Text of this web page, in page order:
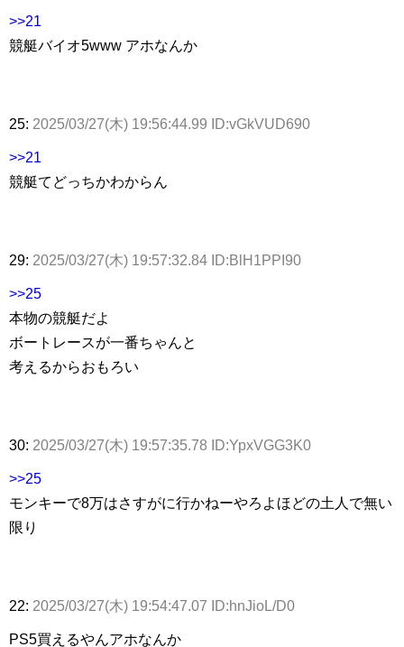
>>21
競艇バイオ5www アホなんか
25: 2025/03/27(木) 19:56:44.99 ID:vGkVUD690
>>21
競艇てどっちかわからん
29: 2025/03/27(木) 19:57:32.84 ID:BlH1PPI90
>>25
本物の競艇だよ
ボートレースが一番ちゃんと
考えるからおもろい
30: 2025/03/27(木) 19:57:35.78 ID:YpxVGG3K0
>>25
モンキーで8万はさすがに行かねーやろよほどの土人で無い
限り
22: 2025/03/27(木) 19:54:47.07 ID:hnJioL/D0
PS5買えるやんアホなんか